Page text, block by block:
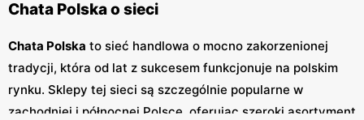
Chata Polska o sieci
Chata Polska to sieć handlowa o mocno zakorzenionej
tradycji, która od lat z sukcesem funkcjonuje na polskim
rynku. Sklepy tej sieci są szczególnie popularne w
zachodniej i północnej Polsce, oferując szeroki asortyment